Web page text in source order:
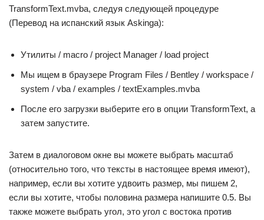
TransformText.mvba, следуя следующей процедуре
(Перевод на испанский язык Askinga):
Утилиты / macro / project Manager / load project
Мы ищем в браузере Program Files / Bentley / workspace /
system / vba / examples / textExamples.mvba
После его загрузки выберите его в опции TransformText, а
затем запустите.
Затем в диалоговом окне вы можете выбрать масштаб
(относительно того, что тексты в настоящее время имеют),
например, если вы хотите удвоить размер, мы пишем 2,
если вы хотите, чтобы половина размера напишите 0.5. Вы
также можете выбрать угол, это угол с востока против